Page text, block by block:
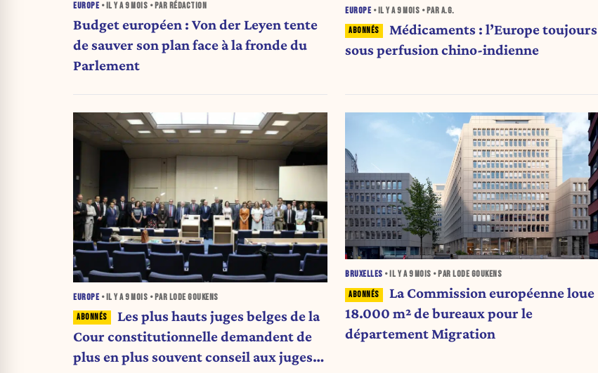
EUROPE • IL Y A9 MOIS • PAR RÉDACTION
Budget européen : Von der Leyen tente
de sauver son plan face à la fronde du
Parlement
EUROPE • IL Y A9 MOIS • PAR A.G.
Médicaments : l’Europe toujours
sous perfusion chino-indienne
EUROPE • IL Y A9 MOIS • PAR LODE GOUKENS
Les plus hauts juges belges de la
Cour constitutionnelle demandent de
plus en plus souvent conseil aux juges
BRUXELLES • IL Y A9 MOIS • PAR LODE GOUKENS
La Commission européenne loue
18.000 m² de bureaux pour le
département Migration